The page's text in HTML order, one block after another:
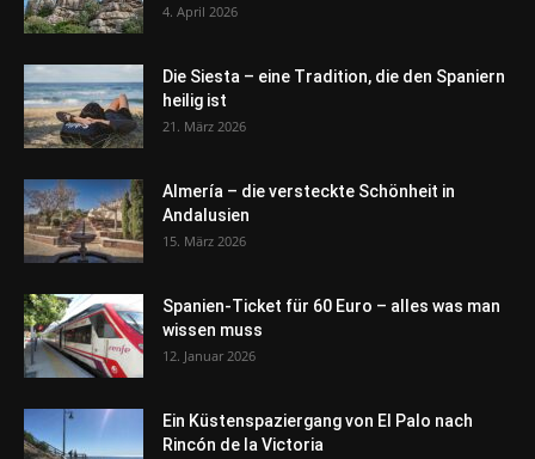
4. April 2026
Die Siesta – eine Tradition, die den Spaniern
heilig ist
21. März 2026
Almería – die versteckte Schönheit in
Andalusien
15. März 2026
Spanien-Ticket für 60 Euro – alles was man
wissen muss
12. Januar 2026
Ein Küstenspaziergang von El Palo nach
Rincón de la Victoria